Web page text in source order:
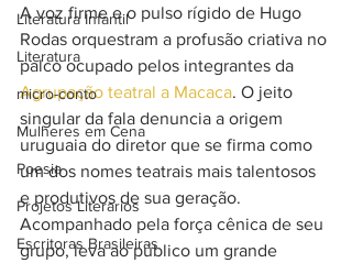
Literatura Infantil
Literatura
micro-conto
Mulheres em Cena
Poesia
Projetos Literarios
Escritoras Brasileiras
A voz firme e o pulso rígido de Hugo
Rodas orquestram a profusão criativa no
palco ocupado pelos integrantes da
Agrupação teatral a Macaca. O jeito
singular da fala denuncia a origem
uruguaia do diretor que se firma como
um dos nomes teatrais mais talentosos
e produtivos de sua geração.
Acompanhado pela força cênica de seu
grupo, leva ao público um grande